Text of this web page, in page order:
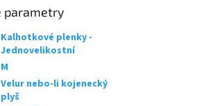
parametry
Kalhotkové plenky -
Jednovelikostní
M
Velur nebo-li kojenecký
plyš